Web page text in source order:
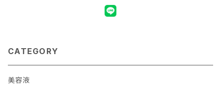
CATEGORY
美容液